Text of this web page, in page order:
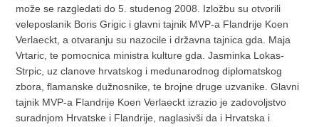
može se razgledati do 5. studenog 2008. Izložbu su otvorili
veleposlanik Boris Grigic i glavni tajnik MVP-a Flandrije Koen
Verlaeckt, a otvaranju su nazocile i državna tajnica gda. Maja
Vrtaric, te pomocnica ministra kulture gda. Jasminka Lokas-
Strpic, uz clanove hrvatskog i medunarodnog diplomatskog
zbora, flamanske dužnosnike, te brojne druge uzvanike. Glavni
tajnik MVP-a Flandrije Koen Verlaeckt izrazio je zadovoljstvo
suradnjom Hrvatske i Flandrije, naglasivši da i Hrvatska i